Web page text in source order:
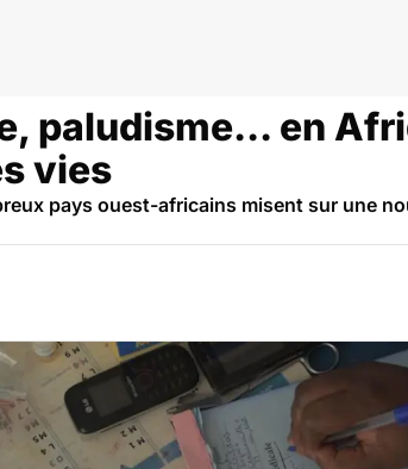
paludisme... en
vies
pays ouest-africains misent sur une